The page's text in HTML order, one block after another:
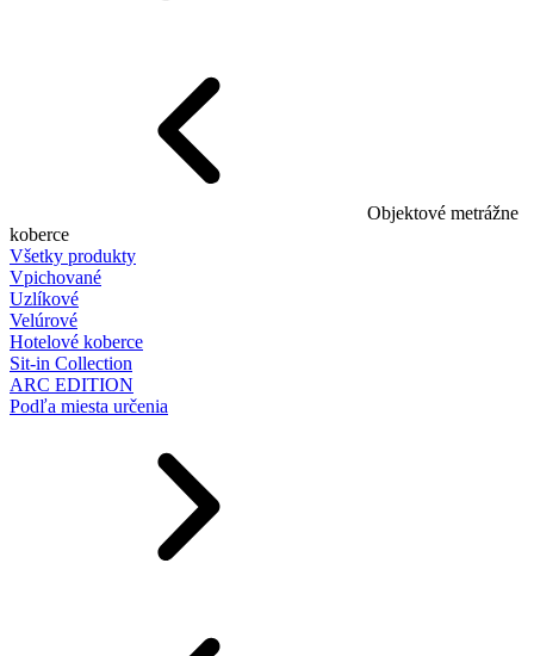
Objektové metrážne
koberce
Všetky produkty
Vpichované
Uzlíkové
Velúrové
Hotelové koberce
Sit-in Collection
ARC EDITION
Podľa miesta určenia